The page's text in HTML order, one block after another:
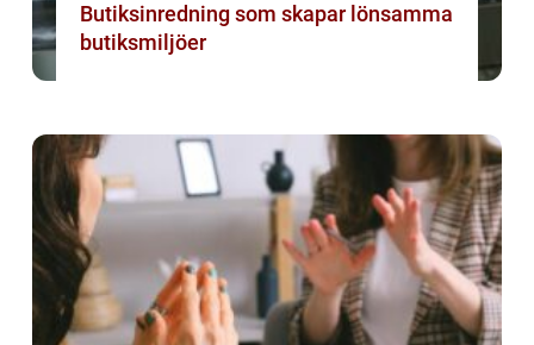
Butiksinredning som skapar lönsamma
butiksmiljöer